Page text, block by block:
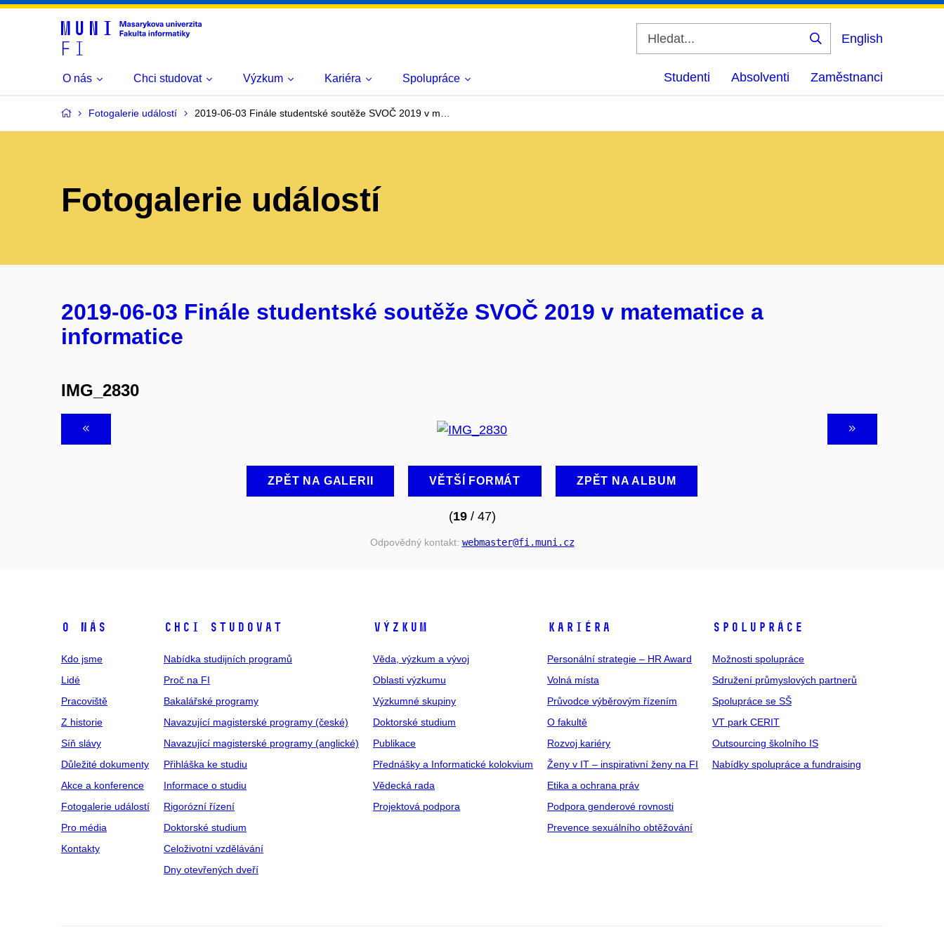
Vyhledat
English
O nás Chci studovat Výzkum Kariéra Spolupráce Studenti Absolventi Zaměstnanci
Fotogalerie událostí 2019-06-03 Finále studentské soutěže SVOČ 2019 v m…
Fotogalerie událostí
2019-06-03 Finále studentské soutěže SVOČ 2019 v matematice a
informatice
IMG_2830
ZPĚT NA GALERII VĚTŠÍ FORMÁT ZPĚT NA ALBUM
(19/ 47)
Odpovědný kontakt: webmaster@fi .muni .cz
O NÁS
Kdo jsme
Lidé
Pracoviště
Z historie
Síň slávy
Důležité dokumenty
Akce a konference
Fotogalerie událostí
Pro média
Kontakty
CHCI STUDOVAT
Nabídka studijních programů
Proč na FI
Bakalářské programy
Navazující magisterské programy (české)
Navazující magisterské programy (anglické)
Přihláška ke studiu
Informace o studiu
Rigorózní řízení
Doktorské studium
Celoživotní vzdělávání
Dny otevřených dveří
VÝZKUM
Věda, výzkum a vývoj
Oblasti výzkumu
Výzkumné skupiny
Doktorské studium
Publikace
Přednášky a Informatické kolokvium
Vědecká rada
Projektová podpora
KARIÉRA
Personální strategie – HR Award
Volná místa
Průvodce výběrovým řízením
O fakultě
Rozvoj kariéry
Ženy v IT – inspirativní ženy na FI
Etika a ochrana práv
Podpora genderové rovnosti
Prevence sexuálního obtěžování
SPOLUPRÁCE
Možnosti spolupráce
Sdružení průmyslových partnerů
Spolupráce se SŠ
VT park CERIT
Outsourcing školního IS
Nabídky spolupráce a fundraising